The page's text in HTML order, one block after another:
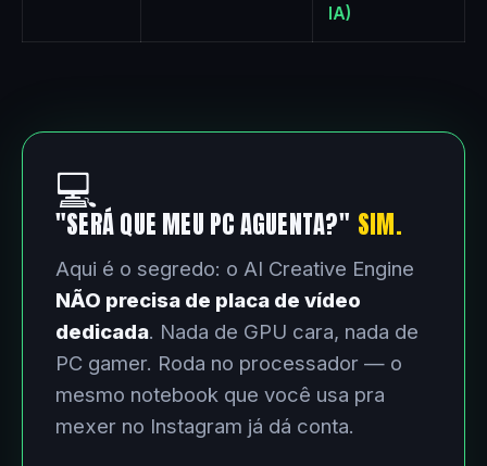
IA)
💻
"SERÁ QUE MEU PC AGUENTA?" SIM.
Aqui é o segredo: o AI Creative Engine
NÃO precisa de placa de vídeo
dedicada. Nada de GPU cara, nada de
PC gamer. Roda no processador — o
mesmo notebook que você usa pra
mexer no Instagram já dá conta.